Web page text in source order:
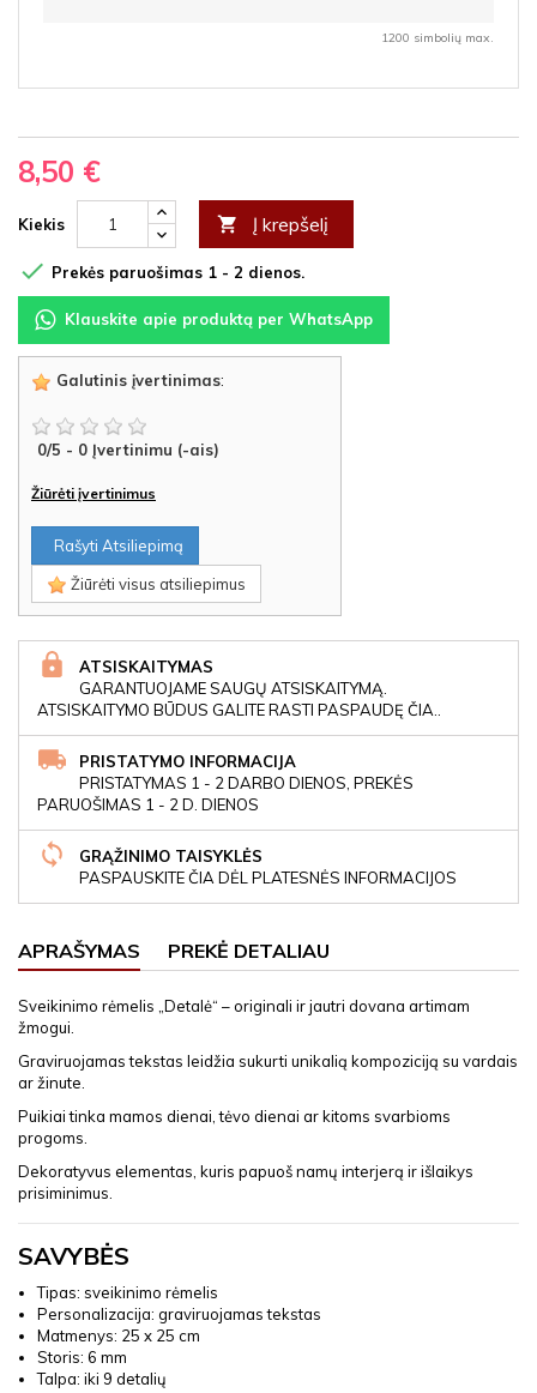
1200 simbolių max.
8,50 €
Kiekis  Į krepšelį
 Prekės paruošimas 1 - 2 dienos.
Klauskite apie produktą per WhatsApp
Galutinis įvertinimas:
0/5 - 0 Įvertinimu (-ais)
Žiūrėti įvertinimus
Rašyti Atsiliepimą
Žiūrėti visus atsiliepimus
ATSISKAITYMAS
GARANTUOJAME SAUGŲ ATSISKAITYMĄ.
ATSISKAITYMO BŪDUS GALITE RASTI PASPAUDĘ ČIA..
PRISTATYMO INFORMACIJA
PRISTATYMAS 1 - 2 DARBO DIENOS, PREKĖS
PARUOŠIMAS 1 - 2 D. DIENOS
GRĄŽINIMO TAISYKLĖS
PASPAUSKITE ČIA DĖL PLATESNĖS INFORMACIJOS
APRAŠYMAS PREKĖ DETALIAU
Sveikinimo rėmelis „Detalė“ – originali ir jautri dovana artimam
žmogui.
Graviruojamas tekstas leidžia sukurti unikalią kompoziciją su vardais
ar žinute.
Puikiai tinka mamos dienai, tėvo dienai ar kitoms svarbioms
progoms.
Dekoratyvus elementas, kuris papuoš namų interjerą ir išlaikys
prisiminimus.
SAVYBĖS
Tipas: sveikinimo rėmelis
Personalizacija: graviruojamas tekstas
Matmenys: 25 x 25 cm
Storis: 6 mm
Talpa: iki 9 detalių